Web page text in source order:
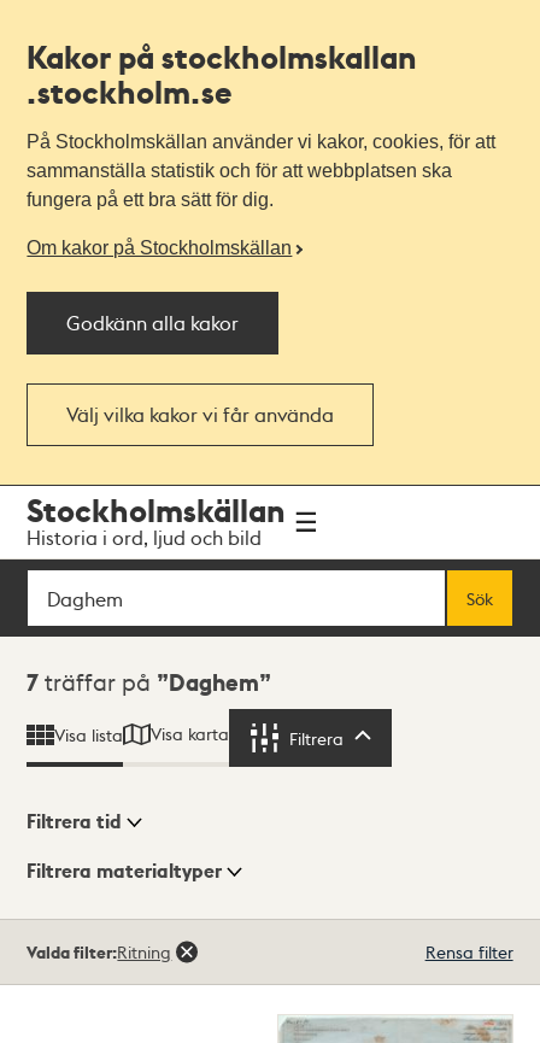
Kakor på stockholmskallan
.stockholm.se
På Stockholmskällan använder vi kakor, cookies, för att
sammanställa statistik och för att webbplatsen ska
fungera på ett bra sätt för dig.
Om kakor på Stockholmskällan
Godkänn alla kakor
Välj vilka kakor vi får använda
navigationen
huvudinnehållet
Stockholmskällan
Historia i ord, ljud och bild
Sök
Sök
Sökresultat
7 träffar på Daghem
Visa lista Visa karta Filtrera
Visningsläge
Filtrera tid
Filtrera materialtyper
träffar
Valda filter:Ritning Rensa filter